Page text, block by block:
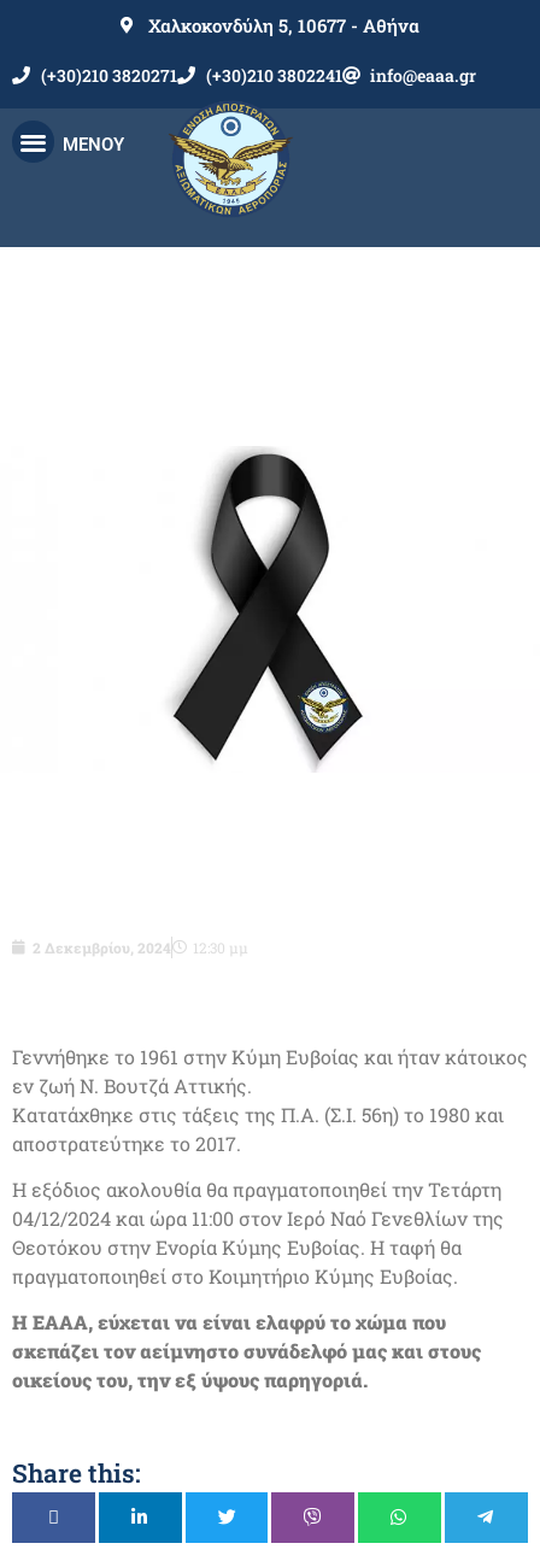
Χαλκοκονδύλη 5, 10677 - Αθήνα
(+30)210 3820271 (+30)210 3802241 info@eaaa.gr
ΜΕΝΟΥ
2 Δεκεμβρίου, 2024 12:30 μμ
Γεννήθηκε το 1961 στην Κύμη Ευβοίας και ήταν κάτοικος
εν ζωή Ν. Βουτζά Αττικής.
Κατατάχθηκε στις τάξεις της Π.Α. (Σ.Ι. 56η) το 1980 και
αποστρατεύτηκε το 2017.
H εξόδιος ακολουθία θα πραγματοποιηθεί την Τετάρτη
04/12/2024 και ώρα 11:00 στον Ιερό Ναό Γενεθλίων της
Θεοτόκου στην Ενορία Κύμης Ευβοίας. Η ταφή θα
πραγματοποιηθεί στο Κοιμητήριο Κύμης Ευβοίας.
Η ΕΑΑΑ, εύχεται να είναι ελαφρύ το χώμα που
σκεπάζει τον αείμνηστο συνάδελφό μας και στους
οικείους του, την εξ ύψους παρηγοριά.
Share this: